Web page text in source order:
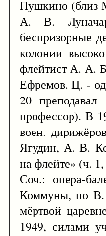
Пушкино (близ
А. В.
беспризорные
колонии
флейтист А. А.
Ефремов. Ц. -
20
профессор). В
воен.
Ягудин, А. В.
на флейте» (ч.
Соч.: опера-
Коммуны, по В.
мёртвой
1949, силами